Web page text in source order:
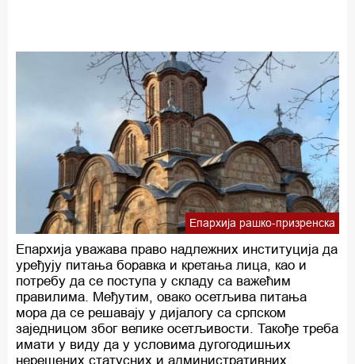
Епархија рашко-призренска
Епархија уважава право надлежних институција да
уређују питања боравка и кретања лица, као и
потребу да се поступа у складу са важећим
правилима. Међутим, овако осетљива питања
мора да се решавају у дијалогу са српском
заједницом због велике осетљивости. Такође треба
имати у виду да у условима дугогодишњих
нерешених статусних и административних